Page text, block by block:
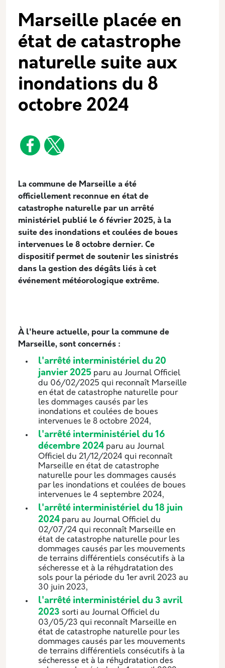
Marseille placée en
état de catastrophe
naturelle suite aux
inondations du 8
octobre 2024
Description
La commune de Marseille a été
officiellement reconnue en état de
catastrophe naturelle par un arrêté
ministériel publié le 6 février 2025, à la
suite des inondations et coulées de boues
intervenues le 8 octobre dernier. Ce
dispositif permet de soutenir les sinistrés
dans la gestion des dégâts liés à cet
événement météorologique extrême.
À l'heure actuelle, pour la commune de
Marseille, sont concernés :
l'arrêté interministériel du 20
janvier 2025 paru au Journal Officiel
du 06/02/2025 qui reconnaît Marseille
en état de catastrophe naturelle pour
les dommages causés par les
inondations et coulées de boues
intervenues le 8 octobre 2024,
l'arrêté interministériel du 16
décembre 2024 paru au Journal
Officiel du 21/12/2024 qui reconnaît
Marseille en état de catastrophe
naturelle pour les dommages causés
par les inondations et coulées de boues
intervenues le 4 septembre 2024,
l'arrêté interministériel du 18 juin
2024 paru au Journal Officiel du
02/07/24 qui reconnaît Marseille en
état de catastrophe naturelle pour les
dommages causés par les mouvements
de terrains différentiels consécutifs à la
sécheresse et à la réhydratation des
sols pour la période du 1er avril 2023 au
30 juin 2023,
l'arrêté interministériel du 3 avril
2023 sorti au Journal Officiel du
03/05/23 qui reconnaît Marseille en
état de catastrophe naturelle pour les
dommages causés par les mouvements
de terrains différentiels consécutifs à la
sécheresse et à la réhydratation des